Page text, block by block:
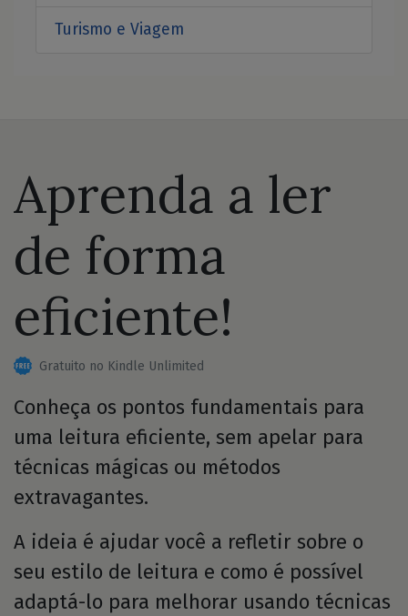
Turismo e Viagem
Aprenda a ler
de forma
eficiente!
Gratuito no Kindle Unlimited
Conheça os pontos fundamentais para
uma leitura eficiente, sem apelar para
técnicas mágicas ou métodos
extravagantes.
A ideia é ajudar você a refletir sobre o
seu estilo de leitura e como é possível
adaptá-lo para melhorar usando técnicas